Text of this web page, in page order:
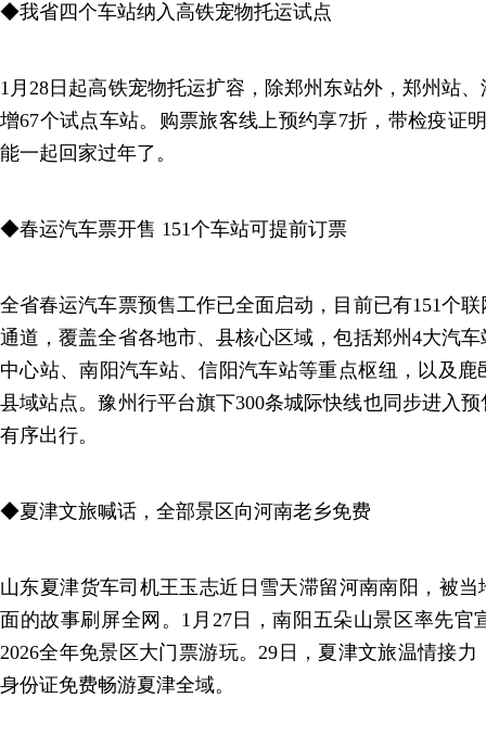
◆我省四个车站纳入高铁宠物托运试点
1月28日起高铁宠物托运扩容，除郑州东站外，郑州站
增67个试点车站。购票旅客线上预约享7折，带检疫证
能一起回家过年了。
◆春运汽车票开售 151个车站可提前订票
全省春运汽车票预售工作已全面启动，目前已有151个
通道，覆盖全省各地市、县核心区域，包括郑州4大汽
中心站、南阳汽车站、信阳汽车站等重点枢纽，以及
县域站点。豫州行平台旗下300条城际快线也同步进入
有序出行。
◆夏津文旅喊话，全部景区向河南老乡免费
山东夏津货车司机王玉志近日雪天滞留河南南阳，被当
面的故事刷屏全网。1月27日，南阳五朵山景区率先官
2026全年免景区大门票游玩。29日，夏津文旅温情接
身份证免费畅游夏津全域。